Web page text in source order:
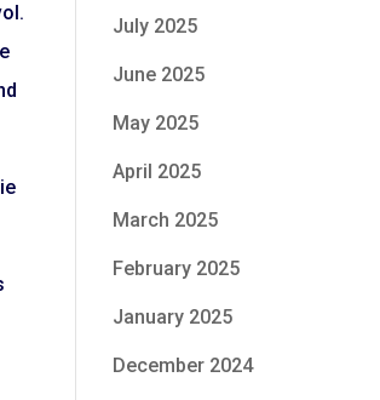
July 2025
June 2025
May 2025
April 2025
March 2025
February 2025
January 2025
December 2024